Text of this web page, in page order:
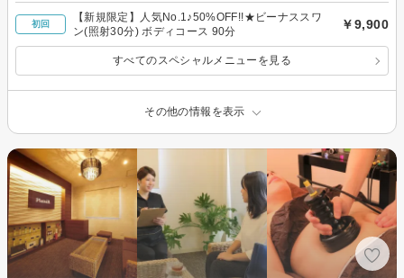
初回
【新規限定】人気No.1♪50%OFF!!★ビーナススワ
ン(照射30分) ボディコース 90分
￥9,900
すべてのスペシャルメニューを見る
その他の情報を表示